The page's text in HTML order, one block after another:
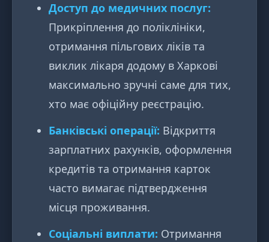
Доступ до медичних послуг:
Прикріплення до поліклініки,
отримання пільгових ліків та
виклик лікаря додому в Харкові
максимально зручні саме для тих,
хто має офіційну реєстрацію.
Банківські операції: Відкриття
зарплатних рахунків, оформлення
кредитів та отримання карток
часто вимагає підтвердження
місця проживання.
Соціальні виплати: Отримання